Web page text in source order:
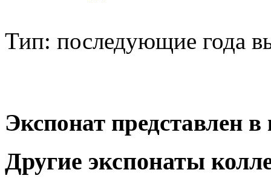
Тип: последующие года
Экспонат представлен
Другие экспонаты